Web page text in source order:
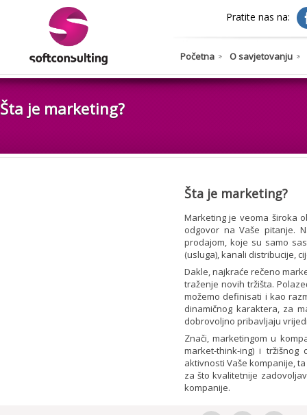
Pratite nas na:
Početna O savjetovanju
Šta je marketing?
Šta je marketing?
Marketing je veoma široka
odgovor na Vaše pitanje.
prodajom, koje su samo
(usluga), kanali distribucije,
Dakle, najkraće rečeno
traženje novih tržišta.
možemo definisati i kao
dinamičnog karaktera, za
dobrovoljno pribavljaju
Znači, marketingom u
market-think-ing) i
aktivnosti Vaše kompanije,
za što kvalitetnije
kompanije.